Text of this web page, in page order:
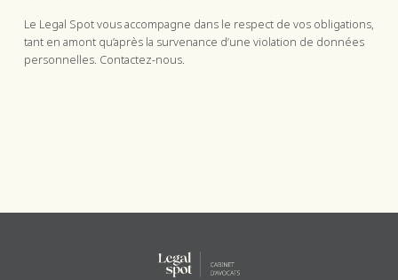
Le Legal Spot vous accompagne dans le respect de vos obligations,
tant en amont qu’après la survenance d’une violation de données
personnelles. Contactez-nous.